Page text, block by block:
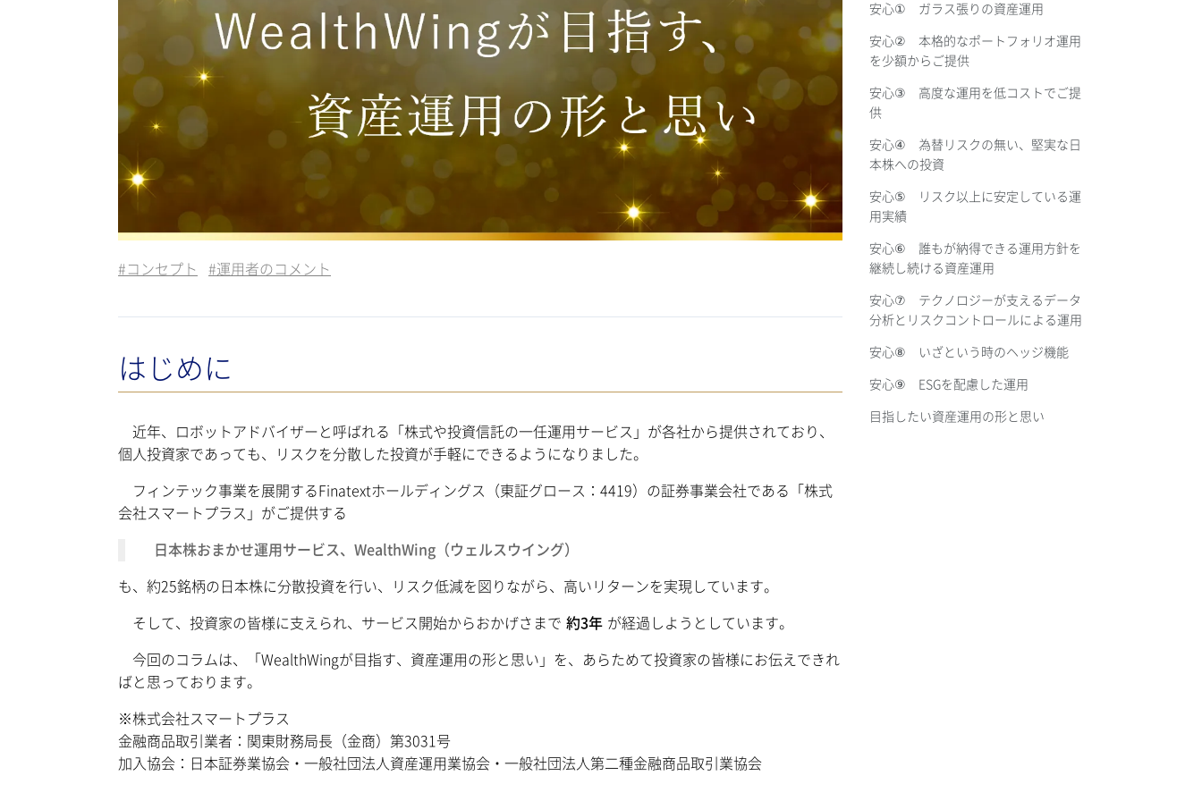
安心① ガラス張りの資産運用
安心② 本格的なポートフォリオ運用
を少額からご提供
安心③ 高度な運用を低コストでご提
供
安心④ 為替リスクの無い、堅実な日
本株への投資
安心⑤ リスク以上に安定している運
用実績
安心⑥ 誰もが納得できる運用方針を
継続し続ける資産運用
安心⑦ テクノロジーが支えるデータ
分析とリスクコントロールによる運用
安心⑧ いざという時のヘッジ機能
安心⑨ ESGを配慮した運用
目指したい資産運用の形と思い
# コンセプト #運用者のコメント
はじめに
近年、ロボットアドバイザーと呼ばれる「株式や投資信託の一任運用サービス」が各社から提供されており、
個人投資家であっても、リスクを分散した投資が手軽にできるようになりました。
フィンテック事業を展開するFinatextホールディングス（東証グロース：4419）の証券事業会社である「株式
会社スマートプラス」がご提供する
日本株おまかせ運用サービス、WealthWing（ウェルスウイング）
も、約25銘柄の日本株に分散投資を行い、リスク低減を図りながら、高いリターンを実現しています。
そして、投資家の皆様に支えられ、サービス開始からおかげさまで 約3年 が経過しようとしています。
今回のコラムは、「WealthWingが目指す、資産運用の形と思い」を、あらためて投資家の皆様にお伝えできれ
ばと思っております。
※株式会社スマートプラス
金融商品取引業者：関東財務局長（金商）第3031号
加入協会：日本証券業協会・一般社団法人資産運用業協会・一般社団法人第二種金融商品取引業協会